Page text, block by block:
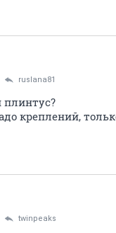
ruslana81
креплений,
twinpeaks